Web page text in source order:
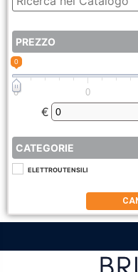
PREZZO
0
0 0
€
CATEGORIE
ELETTROUTENSILI